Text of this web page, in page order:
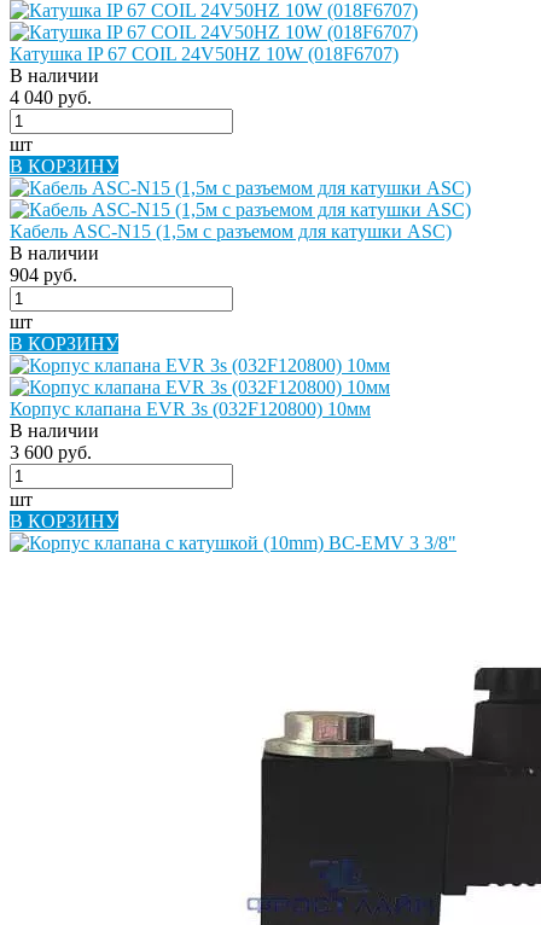
Катушка IP 67 COIL 24V50HZ 10W (018F6707)
В наличии
4 040 руб.
шт
В КОРЗИНУ
Кабель ASC-N15 (1,5м с разъемом для катушки ASC)
В наличии
904 руб.
шт
В КОРЗИНУ
Корпус клапана EVR 3s (032F120800) 10мм
В наличии
3 600 руб.
шт
В КОРЗИНУ